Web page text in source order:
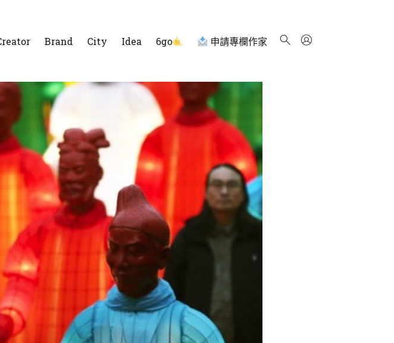
Brand City Idea 6go 申請專欄作家